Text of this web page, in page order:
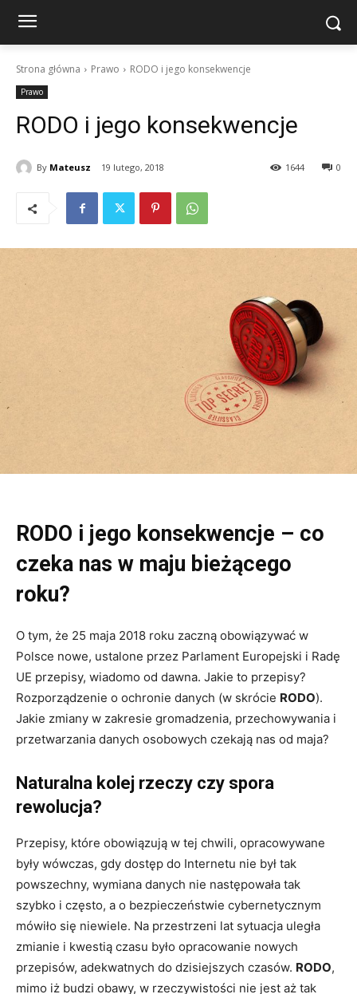
Strona główna Prawo RODO i jego konsekwencje
Prawo
RODO i jego konsekwencje
By Mateusz 19 lutego, 2018 0
1644
RODO i jego konsekwencje – co
czeka nas w maju bieżącego
roku?
O tym, że 25 maja 2018 roku zaczną obowiązywać w
Polsce nowe, ustalone przez Parlament Europejski i Radę
UE przepisy, wiadomo od dawna. Jakie to przepisy?
Rozporządzenie o ochronie danych (w skrócie RODO).
Jakie zmiany w zakresie gromadzenia, przechowywania i
przetwarzania danych osobowych czekają nas od maja?
Naturalna kolej rzeczy czy spora
rewolucja?
Przepisy, które obowiązują w tej chwili, opracowywane
były wówczas, gdy dostęp do Internetu nie był tak
powszechny, wymiana danych nie następowała tak
szybko i często, a o bezpieczeństwie cybernetycznym
mówiło się niewiele. Na przestrzeni lat sytuacja uległa
zmianie i kwestią czasu było opracowanie nowych
przepisów, adekwatnych do dzisiejszych czasów. RODO,
mimo iż budzi obawy, w rzeczywistości nie jest aż tak